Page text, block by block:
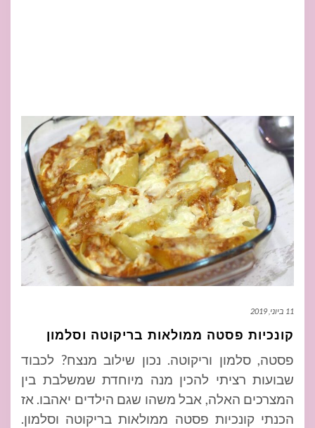
11 ביוני, 2019
קונכיות פסטה ממולאות בריקוטה וסלמון
פסטה, סלמון וריקוטה. נכון שילוב מנצח? לכבוד
שבועות רציתי להכין מנה מיוחדת שמשלבת בין
המצרכים האלה, אבל משהו שגם הילדים יאהבו. אז
הכנתי קונכיות פסטה ממולאות בריקוטה וסלמון.